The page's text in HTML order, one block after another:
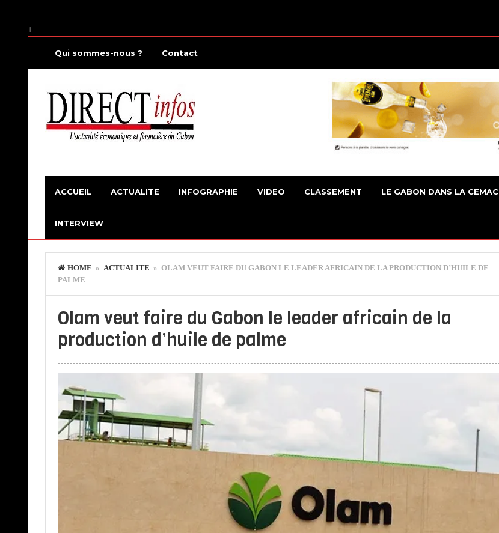
1
Qui sommes-nous ? Contact
ACCUEIL ACTUALITE INFOGRAPHIE VIDEO CLASSEMENT LE GABON DANS LA CEMAC
INTERVIEW
HOME » ACTUALITE » OLAM VEUT FAIRE DU GABON LE LEADER AFRICAIN DE LA PRODUCTION D’HUILE DE
PALME
Olam veut faire du Gabon le leader africain de la
production d’huile de palme